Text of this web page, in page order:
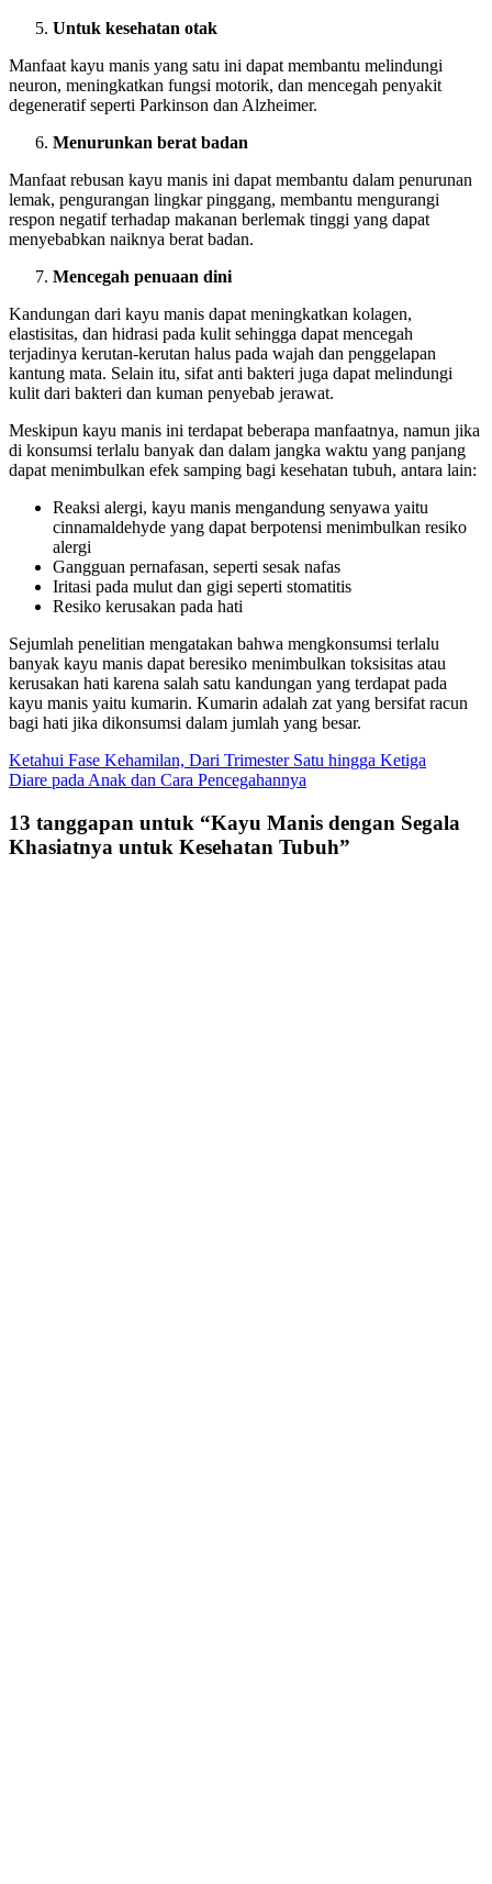
Untuk kesehatan otak
Manfaat kayu manis yang satu ini dapat membantu melindungi
neuron, meningkatkan fungsi motorik, dan mencegah penyakit
degeneratif seperti Parkinson dan Alzheimer.
Menurunkan berat badan
Manfaat rebusan kayu manis ini dapat membantu dalam penurunan
lemak, pengurangan lingkar pinggang, membantu mengurangi
respon negatif terhadap makanan berlemak tinggi yang dapat
menyebabkan naiknya berat badan.
Mencegah penuaan dini
Kandungan dari kayu manis dapat meningkatkan kolagen,
elastisitas, dan hidrasi pada kulit sehingga dapat mencegah
terjadinya kerutan-kerutan halus pada wajah dan penggelapan
kantung mata. Selain itu, sifat anti bakteri juga dapat melindungi
kulit dari bakteri dan kuman penyebab jerawat.
Meskipun kayu manis ini terdapat beberapa manfaatnya, namun jika
di konsumsi terlalu banyak dan dalam jangka waktu yang panjang
dapat menimbulkan efek samping bagi kesehatan tubuh, antara lain:
Reaksi alergi, kayu manis mengandung senyawa yaitu
cinnamaldehyde yang dapat berpotensi menimbulkan resiko
alergi
Gangguan pernafasan, seperti sesak nafas
Iritasi pada mulut dan gigi seperti stomatitis
Resiko kerusakan pada hati
Sejumlah penelitian mengatakan bahwa mengkonsumsi terlalu
banyak kayu manis dapat beresiko menimbulkan toksisitas atau
kerusakan hati karena salah satu kandungan yang terdapat pada
kayu manis yaitu kumarin. Kumarin adalah zat yang bersifat racun
bagi hati jika dikonsumsi dalam jumlah yang besar.
Navigasi
pos
Ketahui Fase Kehamilan, Dari Trimester Satu hingga Ketiga
Diare pada Anak dan Cara Pencegahannya
13 tanggapan untuk “Kayu Manis dengan Segala
Khasiatnya untuk Kesehatan Tubuh”